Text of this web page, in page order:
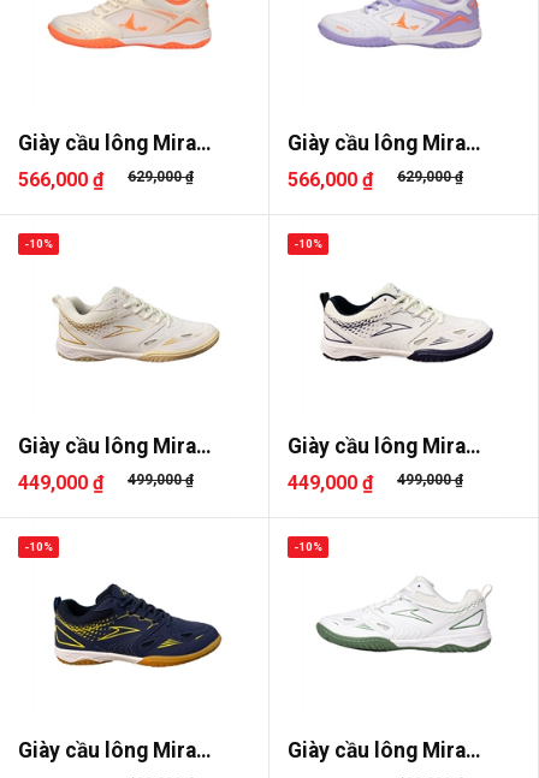
Giày cầu lông Mira
Genesis
566,000 ₫ 629,000 ₫
Giày cầu lông Mira
Genesis
566,000 ₫ 629,000 ₫
Giày cầu lông Mira
Lighter
449,000 ₫ 499,000 ₫
-10%
Giày cầu lông Mira
Lighter
449,000 ₫ 499,000 ₫
-10%
Giày cầu lông Mira
-10%
Giày cầu lông Mira
-10%